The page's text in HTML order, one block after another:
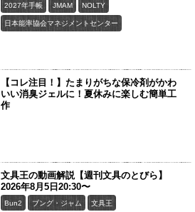
2027年手帳 JMAM NOLTY
日本能率協会マネジメントセンター
【コレ注目！】たまりがちな保冷剤がかわ
いい消臭ジェルに！夏休みに楽しむ簡単工
作
文具王の動画解説【週刊文具のとびら】
2026年8月5日20:30〜
Bun2 ブング・ジャム 文具王